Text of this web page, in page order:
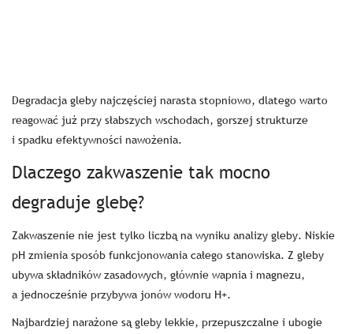
Degradacja gleby najczęściej narasta stopniowo, dlatego warto
reagować już przy słabszych wschodach, gorszej strukturze
i spadku efektywności nawożenia.
Dlaczego zakwaszenie tak mocno
degraduje glebę?
Zakwaszenie nie jest tylko liczbą na wyniku analizy gleby. Niskie
pH zmienia sposób funkcjonowania całego stanowiska. Z gleby
ubywa składników zasadowych, głównie wapnia i magnezu,
a jednocześnie przybywa jonów wodoru H+.
Najbardziej narażone są gleby lekkie, przepuszczalne i ubogie